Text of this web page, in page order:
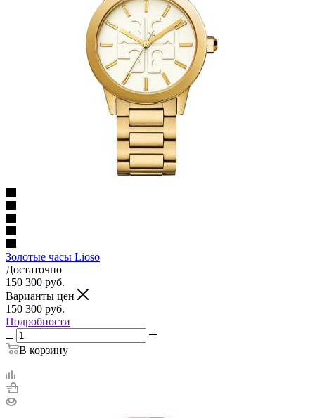
Золотые часы Lioso
Достаточно
150 300 руб.
Варианты цен
150 300 руб.
Подробности
В корзину